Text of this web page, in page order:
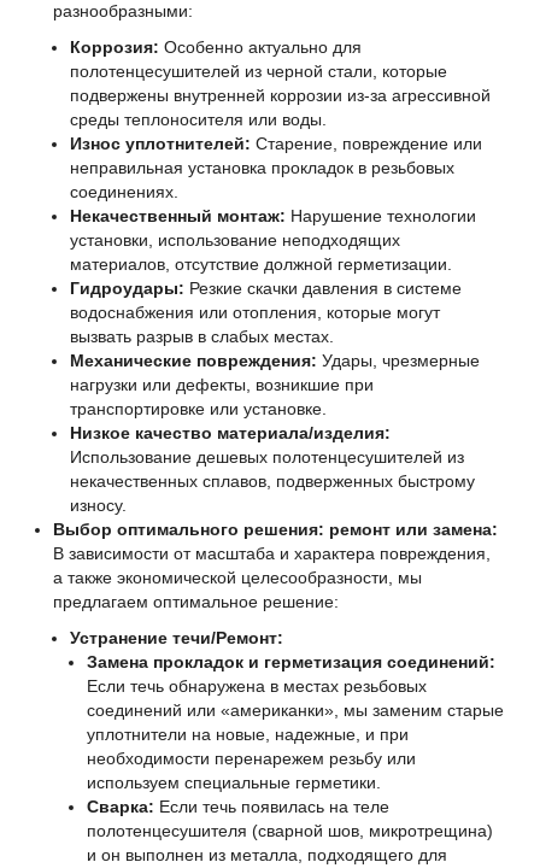
разнообразными:
Коррозия: Особенно актуально для
полотенцесушителей из черной стали, которые
подвержены внутренней коррозии из-за агрессивной
среды теплоносителя или воды.
Износ уплотнителей: Старение, повреждение или
неправильная установка прокладок в резьбовых
соединениях.
Некачественный монтаж: Нарушение технологии
установки, использование неподходящих
материалов, отсутствие должной герметизации.
Гидроудары: Резкие скачки давления в системе
водоснабжения или отопления, которые могут
вызвать разрыв в слабых местах.
Механические повреждения: Удары, чрезмерные
нагрузки или дефекты, возникшие при
транспортировке или установке.
Низкое качество материала/изделия:
Использование дешевых полотенцесушителей из
некачественных сплавов, подверженных быстрому
износу.
Выбор оптимального решения: ремонт или замена:
В зависимости от масштаба и характера повреждения,
а также экономической целесообразности, мы
предлагаем оптимальное решение:
Устранение течи/Ремонт:
Замена прокладок и герметизация соединений:
Если течь обнаружена в местах резьбовых
соединений или «американки», мы заменим старые
уплотнители на новые, надежные, и при
необходимости перенарежем резьбу или
используем специальные герметики.
Сварка: Если течь появилась на теле
полотенцесушителя (сварной шов, микротрещина)
и он выполнен из металла, подходящего для